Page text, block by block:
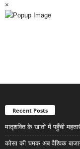
×
Recent Posts
मातृशक्ति के खातों में पहुँची
कोसा की चमक अब वैश्विक